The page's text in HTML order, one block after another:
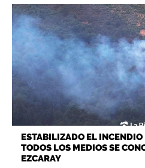
ESTABILIZADO EL
TODOS LOS MEDIOS SE
EZCARAY